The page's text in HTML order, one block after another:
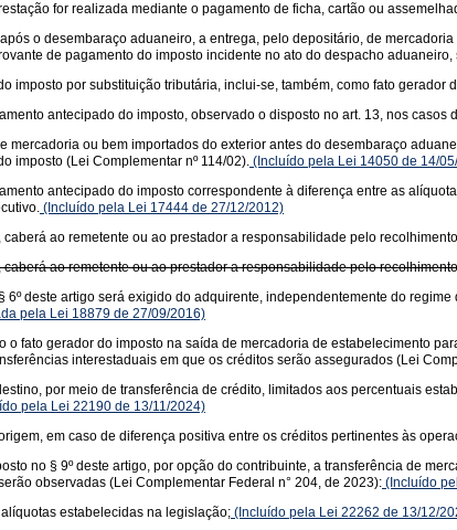
for realizada mediante o pagamento de ficha, cartão ou
o desembaraço aduaneiro, a entrega, pelo depositário, de
de pagamento do imposto incidente no ato do despacho
imposto por substituição tributária, inclui-se, também, como fato
antecipado do imposto, observado o disposto no art. 13, nos
mercadoria ou bem importados do exterior antes do desembaraço
imposto (Lei Complementar nº 114/02). (Incluído pela Lei 14050 de 14/
antecipado do imposto correspondente à diferença entre as
(Incluído pela Lei 17444 de 27/12/2012)
caberá ao remetente ou ao prestador a responsabilidade pelo
caberá ao remetente ou ao prestador a responsabilidade pelo
6º deste artigo será exigido do adquirente, independentemente do
pela Lei 18879 de 27/09/2016)
o fato gerador do imposto na saída de mercadoria de estabelecimento
interestaduais em que os créditos serão assegurados (Lei
por meio de transferência de crédito, limitados aos percentuais
pela Lei 22190 de 13/11/2024)
em caso de diferença positiva entre os créditos pertinentes às
no § 9º deste artigo, por opção do contribuinte, a transferência de
observadas (Lei Complementar Federal n° 204, de 2023): (Incluído
estabelecidas na legislação; (Incluído pela Lei 22262 de 13/12/